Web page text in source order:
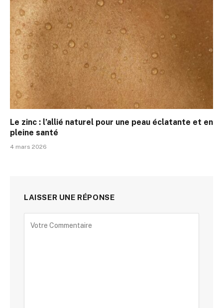
Le zinc : l’allié naturel pour une peau éclatante et en
pleine santé
4 mars 2026
LAISSER UNE RÉPONSE